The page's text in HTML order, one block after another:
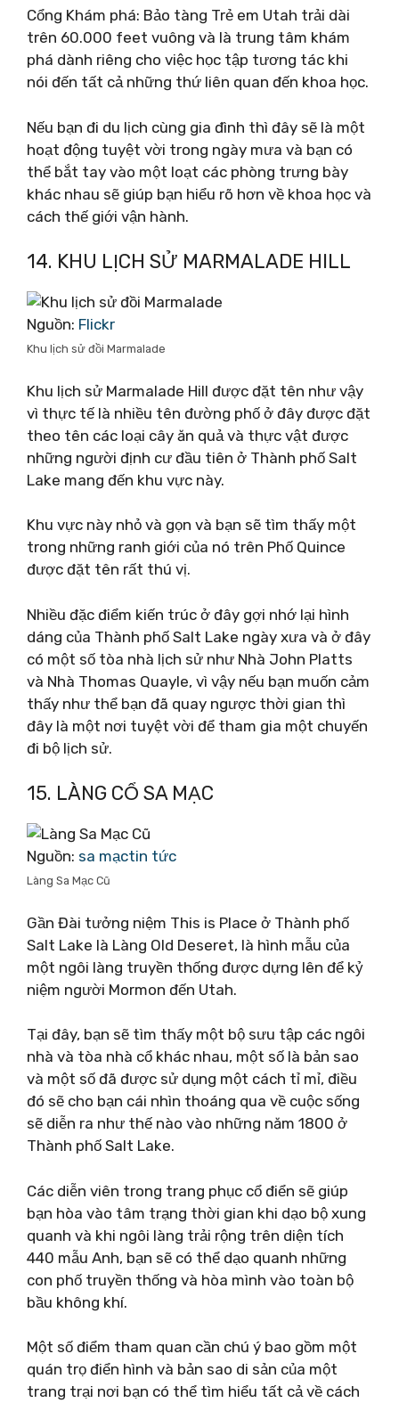
Cổng Khám phá: Bảo tàng Trẻ em Utah trải dài
trên 60.000 feet vuông và là trung tâm khám
phá dành riêng cho việc học tập tương tác khi
nói đến tất cả những thứ liên quan đến khoa học.
Nếu bạn đi du lịch cùng gia đình thì đây sẽ là một
hoạt động tuyệt vời trong ngày mưa và bạn có
thể bắt tay vào một loạt các phòng trưng bày
khác nhau sẽ giúp bạn hiểu rõ hơn về khoa học và
cách thế giới vận hành.
14. KHU LỊCH SỬ MARMALADE HILL
Nguồn: Flickr
Khu lịch sử đồi Marmalade
Khu lịch sử Marmalade Hill được đặt tên như vậy
vì thực tế là nhiều tên đường phố ở đây được đặt
theo tên các loại cây ăn quả và thực vật được
những người định cư đầu tiên ở Thành phố Salt
Lake mang đến khu vực này.
Khu vực này nhỏ và gọn và bạn sẽ tìm thấy một
trong những ranh giới của nó trên Phố Quince
được đặt tên rất thú vị.
Nhiều đặc điểm kiến ​​trúc ở đây gợi nhớ lại hình
dáng của Thành phố Salt Lake ngày xưa và ở đây
có một số tòa nhà lịch sử như Nhà John Platts
và Nhà Thomas Quayle, vì vậy nếu bạn muốn cảm
thấy như thể bạn đã quay ngược thời gian thì
đây là một nơi tuyệt vời để tham gia một chuyến
đi bộ lịch sử.
15. LÀNG CỔ SA MẠC
Nguồn: sa mạctin tức
Làng Sa Mạc Cũ
Gần Đài tưởng niệm This is Place ở Thành phố
Salt Lake là Làng Old Deseret, là hình mẫu của
một ngôi làng truyền thống được dựng lên để kỷ
niệm người Mormon đến Utah.
Tại đây, bạn sẽ tìm thấy một bộ sưu tập các ngôi
nhà và tòa nhà cổ khác nhau, một số là bản sao
và một số đã được sử dụng một cách tỉ mỉ, điều
đó sẽ cho bạn cái nhìn thoáng qua về cuộc sống
sẽ diễn ra như thế nào vào những năm 1800 ở
Thành phố Salt Lake.
Các diễn viên trong trang phục cổ điển sẽ giúp
bạn hòa vào tâm trạng thời gian khi dạo bộ xung
quanh và khi ngôi làng trải rộng trên diện tích
440 mẫu Anh, bạn sẽ có thể dạo quanh những
con phố truyền thống và hòa mình vào toàn bộ
bầu không khí.
Một số điểm tham quan cần chú ý bao gồm một
quán trọ điển hình và bản sao di sản của một
trang trại nơi bạn có thể tìm hiểu tất cả về cách